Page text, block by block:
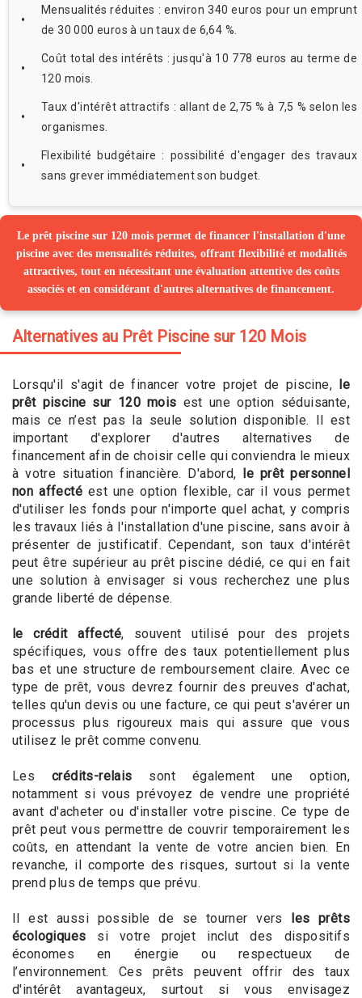
Mensualités réduites : environ 340 euros pour un emprunt
de 30 000 euros à un taux de 6,64 %.
Coût total des intérêts : jusqu'à 10 778 euros au terme de
120 mois.
Taux d'intérêt attractifs : allant de 2,75 % à 7,5 % selon les
organismes.
Flexibilité budgétaire : possibilité d'engager des travaux
sans grever immédiatement son budget.
Le prêt piscine sur 120 mois permet de financer l'installation d'une
piscine avec des mensualités réduites, offrant flexibilité et modalités
attractives, tout en nécessitant une évaluation attentive des coûts
associés et en considérant d'autres alternatives de financement.
Alternatives au Prêt Piscine sur 120 Mois
Lorsqu'il s'agit de financer votre projet de piscine, le
prêt piscine sur 120 mois est une option séduisante,
mais ce n’est pas la seule solution disponible. Il est
important d'explorer d'autres alternatives de
financement afin de choisir celle qui conviendra le mieux
à votre situation financière. D'abord, le prêt personnel
non affectéest une option flexible, car il vous permet
d'utiliser les fonds pour n'importe quel achat, y compris
les travaux liés à l'installation d'une piscine, sans avoir à
présenter de justificatif. Cependant, son taux d'intérêt
peut être supérieur au prêt piscine dédié, ce qui en fait
une solution à envisager si vous recherchez une plus
grande liberté de dépense.
le crédit affecté, souvent utilisé pour des projets
spécifiques, vous offre des taux potentiellement plus
bas et une structure de remboursement claire. Avec ce
type de prêt, vous devrez fournir des preuves d'achat,
telles qu'un devis ou une facture, ce qui peut s'avérer un
processus plus rigoureux mais qui assure que vous
utilisez le prêt comme convenu.
Les crédits-relais sont également une option,
notamment si vous prévoyez de vendre une propriété
avant d'acheter ou d'installer votre piscine. Ce type de
prêt peut vous permettre de couvrir temporairement les
coûts, en attendant la vente de votre ancien bien. En
revanche, il comporte des risques, surtout si la vente
prend plus de temps que prévu.
Il est aussi possible de se tourner vers les prêts
écologiques si votre projet inclut des dispositifs
économes en énergie ou respectueux de
l’environnement. Ces prêts peuvent offrir des taux
d'intérêt avantageux, surtout si vous envisagez